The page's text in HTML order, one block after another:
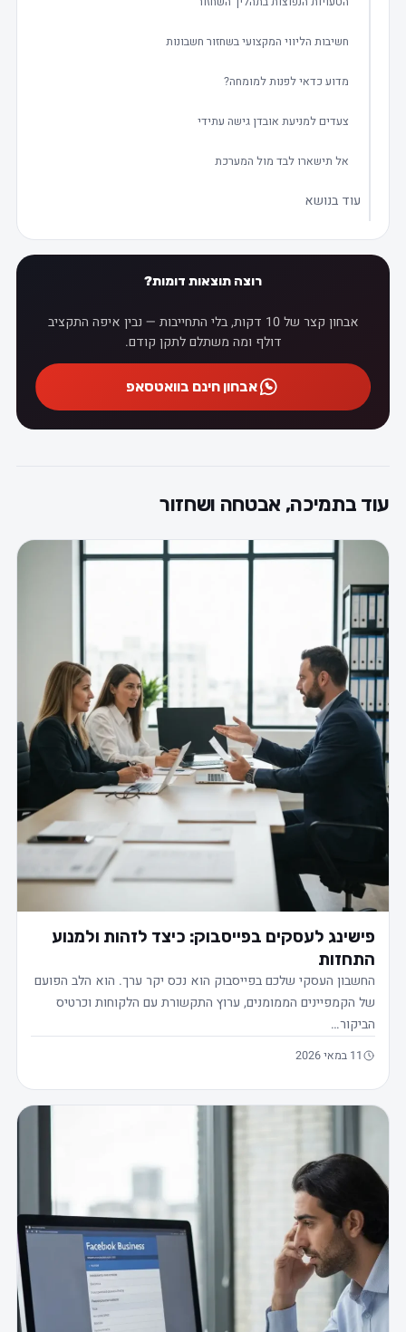
חשיבות הליווי המקצועי בשחזור חשבונות
מדוע כדאי לפנות למומחה?
צעדים למניעת אובדן גישה עתידי
אל תישארו לבד מול המערכת
עוד בנושא
רוצה תוצאות דומות?
אבחון קצר של 10 דקות, בלי התחייבות — נבין איפה התקציב
דולף ומה משתלם לתקן קודם.
אבחון חינם בוואטסאפ
עוד בתמיכה, אבטחה ושחזור
פישינג לעסקים בפייסבוק: כיצד לזהות ולמנוע
התחזות
החשבון העסקי שלכם בפייסבוק הוא נכס יקר ערך. הוא הלב הפועם
של הקמפיינים הממומנים, ערוץ התקשורת עם הלקוחות וכרטיס
הביקור…
11 במאי 2026